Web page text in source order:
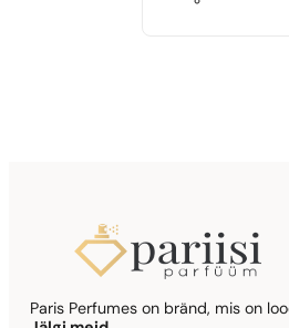
Sarnased lõhna
Lady Million Prive
Paris Perfumes on bränd, mis on